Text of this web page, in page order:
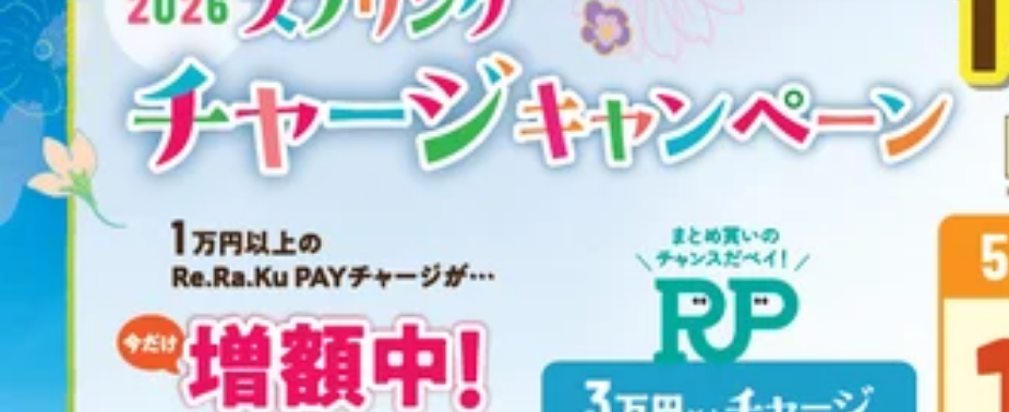
※Web・アプリ予約限定の特別価格コースです。
お電話や店頭でのご予約は、通常価格となります。
※特別割引コースのため、
次回予約特典との併用や、リラクのアプリクーポンとの併用は
できませんのでご注意ください！
Webご予約は、こちらから
https://reraku.jp/studio/hannou/booking
リラクの公式アプリでは、ご登録者限定のクーポンも配信中！